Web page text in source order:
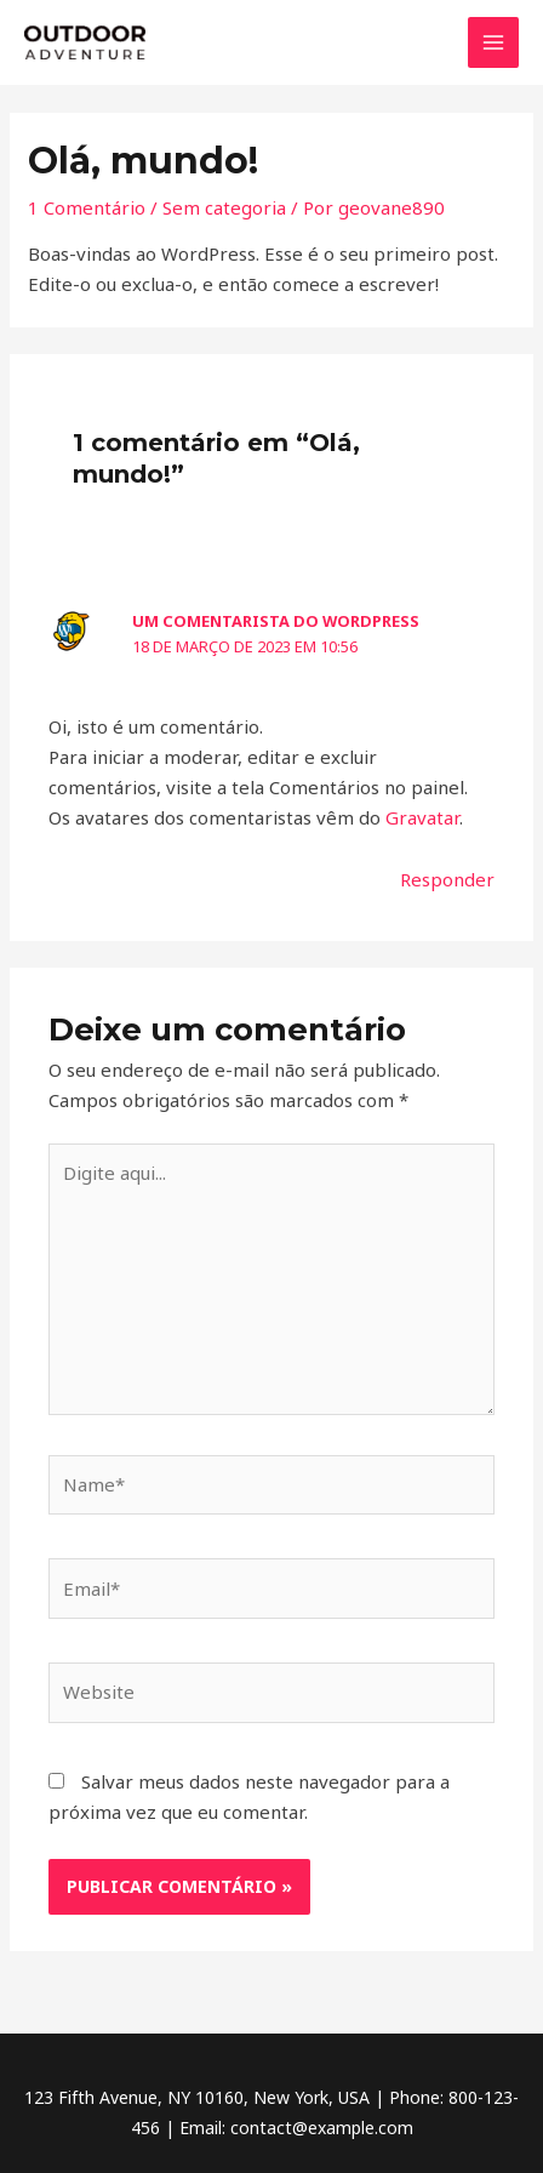
para
Olá, mundo!
1 Comentário /Sem categoria / Porgeovane890
Boas-vindas ao WordPress. Esse é o seu primeiro post.
Edite-o ou exclua-o, e então comece a escrever!
1 comentário em “Olá,
mundo!”
UM COMENTARISTA DO WORDPRESS
18 DE MARÇO DE 2023 EM 10:56
Oi, isto é um comentário.
Para iniciar a moderar, editar e excluir
comentários, visite a tela Comentários no painel.
Os avatares dos comentaristas vêm doGravatar.
Responder
Deixe um comentário
O seu endereço de e-mail não será publicado.
Campos obrigatórios são marcados com*
aqui...
Salvar meus dados neste navegador para a
próxima vez que eu comentar.
123 Fifth Avenue, NY 10160, New York, USA | Phone: 800-123-
456 | Email: contact@example.com